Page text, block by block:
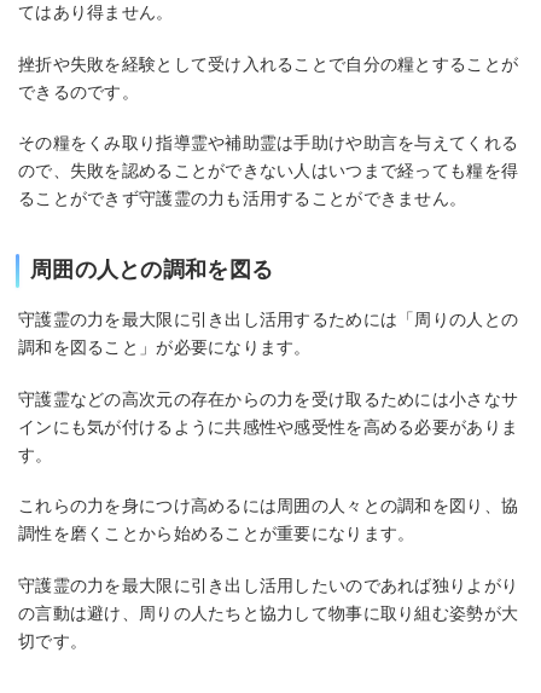
てはあり得ません。
挫折や失敗を経験として受け入れることで自分の糧とすることが
できるのです。
その糧をくみ取り指導霊や補助霊は手助けや助言を与えてくれる
ので、失敗を認めることができない人はいつまで経っても糧を得
ることができず守護霊の力も活用することができません。
周囲の人との調和を図る
守護霊の力を最大限に引き出し活用するためには「周りの人との
調和を図ること」が必要になります。
守護霊などの高次元の存在からの力を受け取るためには小さなサ
インにも気が付けるように共感性や感受性を高める必要がありま
す。
これらの力を身につけ高めるには周囲の人々との調和を図り、協
調性を磨くことから始めることが重要になります。
守護霊の力を最大限に引き出し活用したいのであれば独りよがり
の言動は避け、周りの人たちと協力して物事に取り組む姿勢が大
切です。